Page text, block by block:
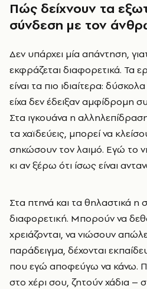
Πώς δείχνουν τα
σύνδεση με τον
Δεν υπάρχει μία απάντηση, γιατί κάθε είδος
εκφράζεται διαφορετικά. Τα
είναι τα πιο ιδιαίτερα:
είχα δεν έδειξαν αμφίδρομη
Στα ιγκουάνα η
τα χαϊδεύεις, μπορεί να
σηκώσουν τον λαιμό. Εγώ το
κι αν ξέρω ότι ίσως είναι
Στα πτηνά και τα θηλαστικά η
διαφορετική. Μπορούν να
χρειάζονται, να νιώσουν
παράδειγμα, δέχονται
που εγώ αποφεύγω να κάνω.
στο χέρι σου, ζητούν χάδια –